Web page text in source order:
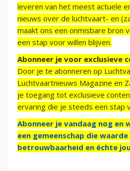
leveren van het meest actuele
nieuws over de luchtvaart- en
maakt ons een onmisbare bron
een stap voor willen blijven.
Abonneer je voor exclusieve
Door je te abonneren op
Luchtvaartnieuws Magazine en
je toegang tot exclusieve
ervaring die je steeds een stap
Abonneer je vandaag nog en
een gemeenschap die
betrouwbaarheid en échte